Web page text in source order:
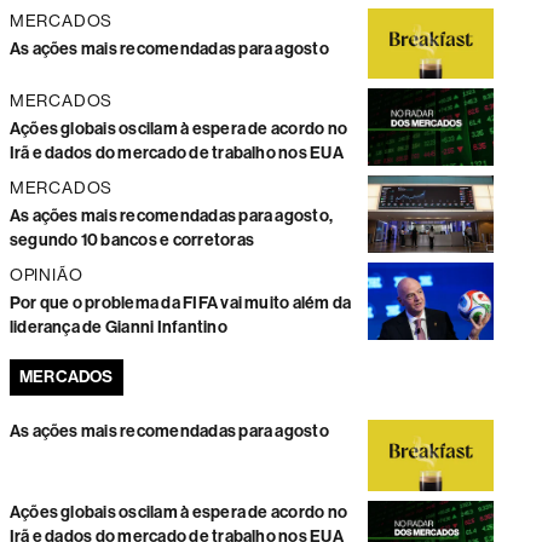
MERCADOS
As ações mais recomendadas para agosto
MERCADOS
Ações globais oscilam à espera de acordo no
Irã e dados do mercado de trabalho nos EUA
MERCADOS
As ações mais recomendadas para agosto,
segundo 10 bancos e corretoras
OPINIÃO
Por que o problema da FIFA vai muito além da
liderança de Gianni Infantino
MERCADOS
As ações mais recomendadas para agosto
Ações globais oscilam à espera de acordo no
Irã e dados do mercado de trabalho nos EUA